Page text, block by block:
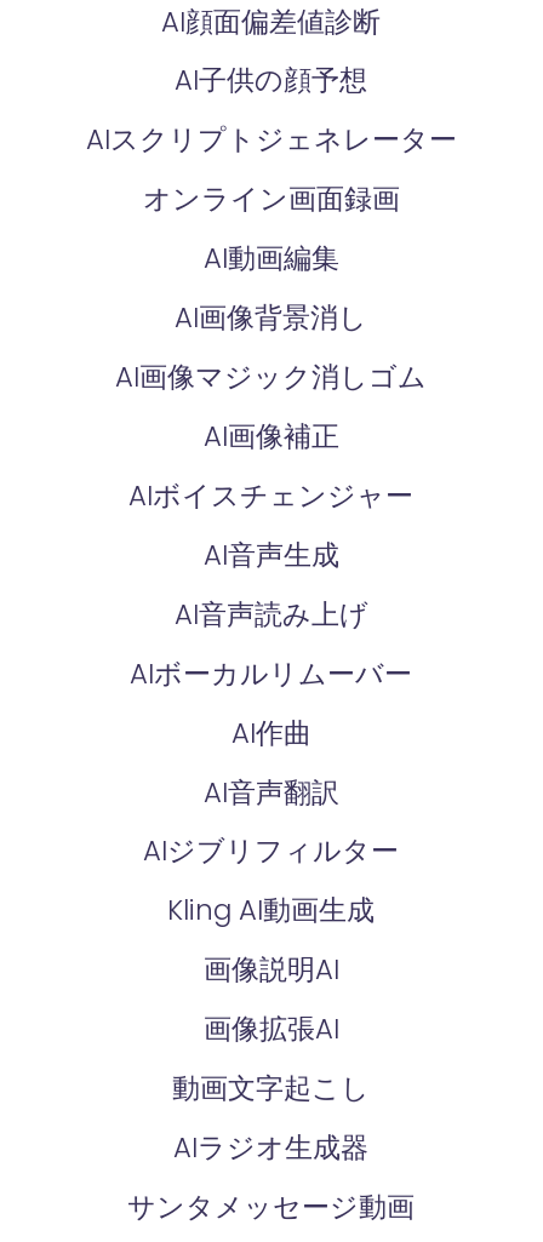
AI顔面偏差値診断
AI子供の顔予想
AIスクリプトジェネレーター
オンライン画面録画
AI動画編集
AI画像背景消し
AI画像マジック消しゴム
AI画像補正
AIボイスチェンジャー
AI音声生成
AI音声読み上げ
AIボーカルリムーバー
AI作曲
AI音声翻訳
AIジブリフィルター
Kling AI動画生成
画像説明AI
画像拡張AI
動画文字起こし
AIラジオ生成器
サンタメッセージ動画